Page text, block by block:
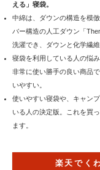
える」寝袋。
中綿は、ダウンの構造を模
バー構造の人工ダウン「
洗濯でき、ダウンと化学繊
寝袋を利用している人の悩
非常に使い勝手の良い商品
いやすい
使いやすい寝袋や、キャン
いる人の決定版。これを買
ます。
楽天でく